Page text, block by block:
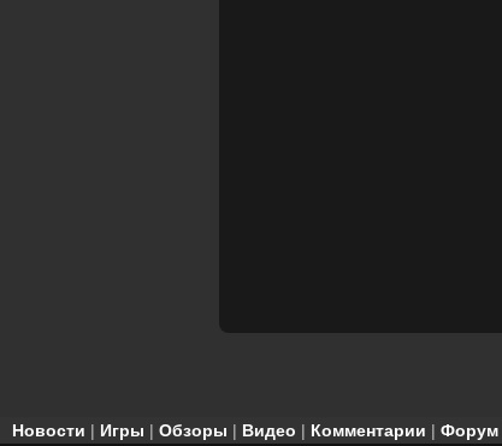
Новости | Игры | Обзоры | Видео | Комментарии | Форум